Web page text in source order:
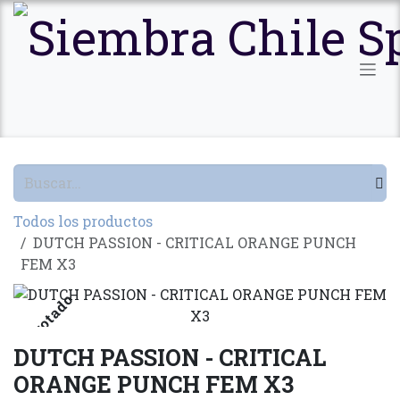
Ir al contenido
Todos los productos
DUTCH PASSION - CRITICAL ORANGE PUNCH
FEM X3
Agotado
DUTCH PASSION - CRITICAL
ORANGE PUNCH FEM X3